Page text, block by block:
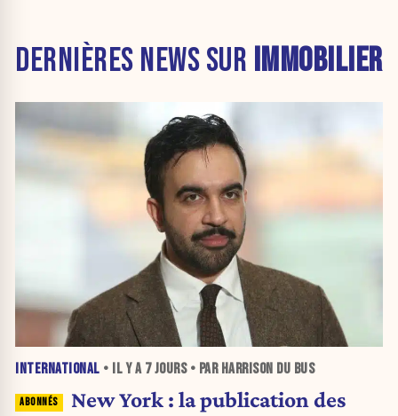
DERNIÈRES NEWS SUR IMMOBILIER
INTERNATIONAL • IL Y A 7 JOURS• PAR HARRISON DU BUS
New York : la publication des